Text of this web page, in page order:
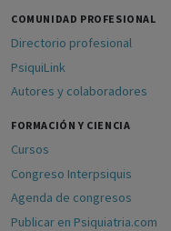
COMUNIDAD PROFESIONAL
Directorio profesional
PsiquiLink
Autores y colaboradores
FORMACIÓN Y CIENCIA
Cursos
Congreso Interpsiquis
Agenda de congresos
Publicar en Psiquiatria.com